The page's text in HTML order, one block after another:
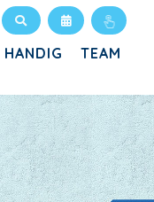
HANDIG TEAM